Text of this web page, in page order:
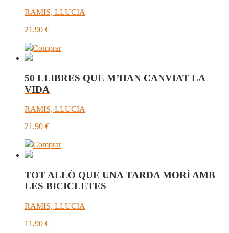
RAMIS, LLUCIA
21,90 €
Comprar
50 LLIBRES QUE M’HAN CANVIAT LA
VIDA
RAMIS, LLUCIA
21,90 €
Comprar
TOT ALLÒ QUE UNA TARDA MORÍ AMB
LES BICICLETES
RAMIS, LLUCIA
11,90 €